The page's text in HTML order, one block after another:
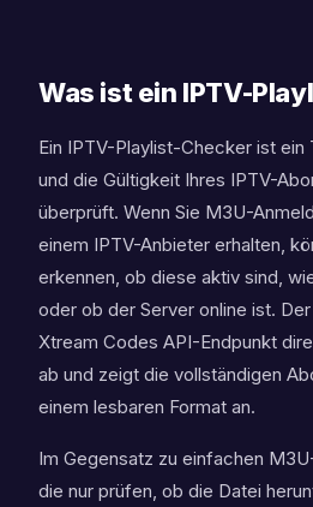
Was ist ein IPTV-
Ein IPTV-Playlist-Checker ist ein
und die Gültigkeit Ihres IPTV-
überprüft. Wenn Sie M3U-
einem IPTV-Anbieter erhalten,
erkennen, ob diese aktiv sind,
oder ob der Server online ist.
Xtream Codes API-Endpunkt
ab und zeigt die vollständigen
einem lesbaren Format an.
Im Gegensatz zu einfachen
die nur prüfen, ob die Datei